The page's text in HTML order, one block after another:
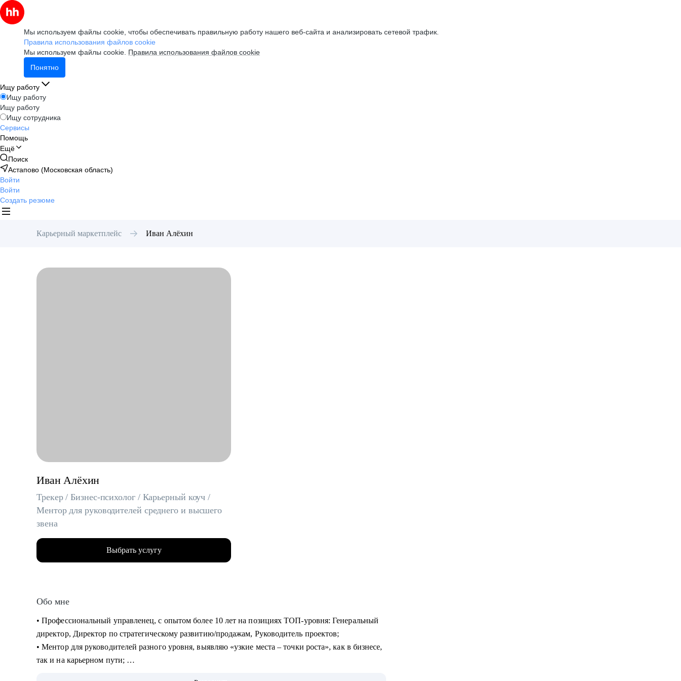
Мы используем файлы cookie, чтобы обеспечивать правильную работу нашего веб-сайта и анализировать сетевой трафик.
Правила использования файлов cookie
Мы используем файлы cookie. Правила использования файлов cookie
Понятно
Ищу работу
Ищу работу
Ищу работу
Ищу сотрудника
Сервисы
Помощь
Ещё
Поиск
Астапово (Московская область)
Войти
Войти
Создать резюме
Карьерный маркетплейс Иван Алёхин
Иван Алёхин
Трекер / Бизнес-психолог / Карьерный коуч /
Ментор для руководителей среднего и высшего
звена
Выбрать услугу
Обо мне
• Профессиональный управленец, с опытом более 10 лет на позициях ТОП-уровня: Генеральный
директор, Директор по стратегическому развитию/продажам, Руководитель проектов;
• Ментор для руководителей разного уровня, выявляю «узкие места – точки роста», как в бизнесе,
так и на карьерном пути;